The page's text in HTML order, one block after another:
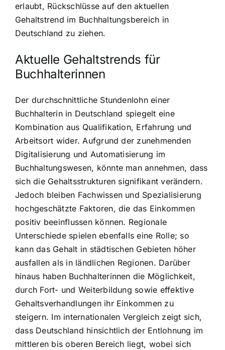
erlaubt, Rückschlüsse auf den aktuellen
Gehaltstrend im Buchhaltungsbereich in
Deutschland zu ziehen.
Aktuelle Gehaltstrends für
Buchhalterinnen
Der durchschnittliche Stundenlohn einer
Buchhalterin in Deutschland spiegelt eine
Kombination aus Qualifikation, Erfahrung und
Arbeitsort wider. Aufgrund der zunehmenden
Digitalisierung und Automatisierung im
Buchhaltungswesen, könnte man annehmen, dass
sich die Gehaltsstrukturen signifikant verändern.
Jedoch bleiben Fachwissen und Spezialisierung
hochgeschätzte Faktoren, die das Einkommen
positiv beeinflussen können. Regionale
Unterschiede spielen ebenfalls eine Rolle; so
kann das Gehalt in städtischen Gebieten höher
ausfallen als in ländlichen Regionen. Darüber
hinaus haben Buchhalterinnen die Möglichkeit,
durch Fort- und Weiterbildung sowie effektive
Gehaltsverhandlungen ihr Einkommen zu
steigern. Im internationalen Vergleich zeigt sich,
dass Deutschland hinsichtlich der Entlohnung im
mittleren bis oberen Bereich liegt, wobei sich